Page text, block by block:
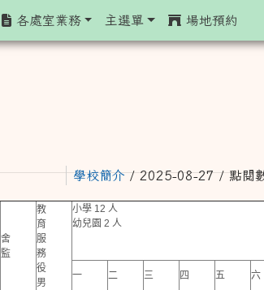
學校簡介/ 2025-08-27 / 點閱
舍
監
教
育
服
務
役
男
小學 12 人
幼兒園 2 人
一 二 三 四 五 六
各處室業務 主選單 場地預約